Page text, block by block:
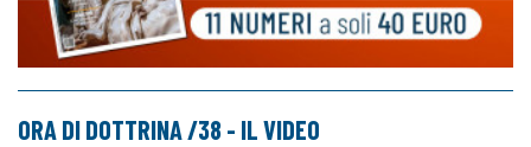
ORA DI DOTTRINA /38 - IL VIDEO